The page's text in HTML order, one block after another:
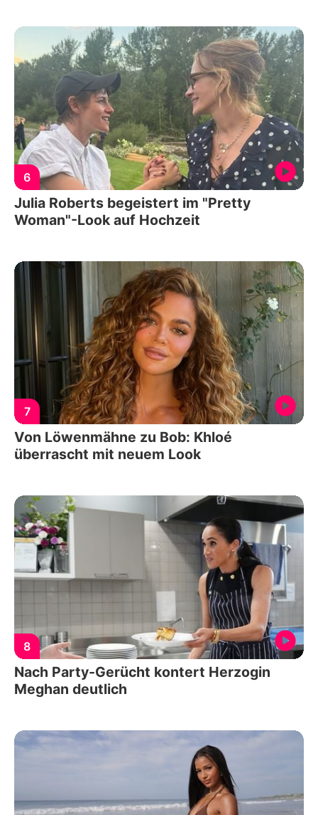
6
Julia Roberts begeistert im "Pretty
Woman"-Look auf Hochzeit
7
Von Löwenmähne zu Bob: Khloé
überrascht mit neuem Look
8
Nach Party-Gerücht kontert Herzogin
Meghan deutlich